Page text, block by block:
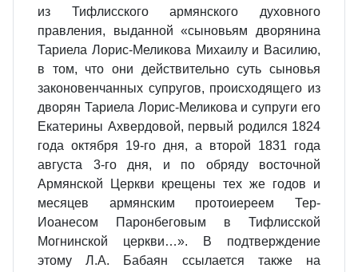
из Тифлисского армянского духовного
правления, выданной «сыновьям дворянина
Тариела Лорис-Меликова Михаилу и Василию,
в том, что они действительно суть сыновья
законовенчанных супругов, происходящего из
дворян Тариела Лорис-Меликова и супруги его
Екатерины Ахвердовой, первый родился 1824
года октября 19-го дня, а второй 1831 года
августа 3-го дня, и по обряду восточной
Армянской Церкви крещены тех же годов и
месяцев армянским протоиереем Тер-
Иоанесом Паронбеговым в Тифлисской
Могнинской церкви…». В подтверждение
этому Л.А. Бабаян ссылается также на